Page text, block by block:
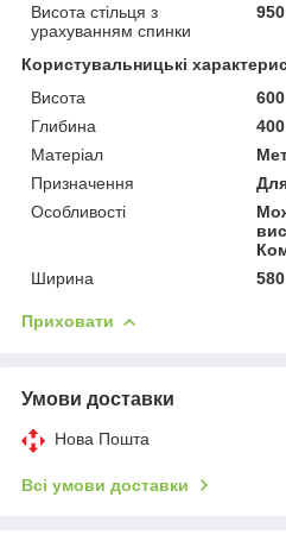
Висота стільця з
урахуванням спинки
Користувальницькі
Висота
Глибина
Матеріал
Призначення
Особливості
Ширина
Приховати
Умови доставки
Нова Пошта
Всі умови доставки